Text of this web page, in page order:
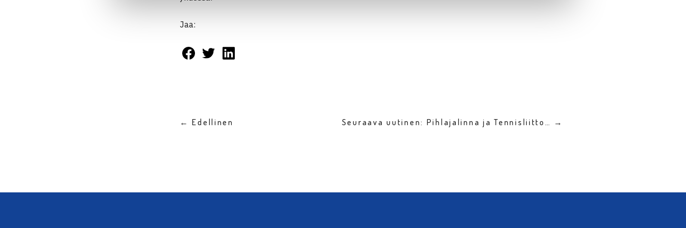
Jaa:
← Edellinen Seuraava uutinen: Pihlajalinna ja Tennisliitto… →